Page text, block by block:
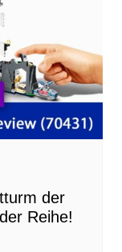
der
Reihe!